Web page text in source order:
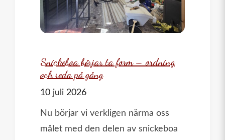
Snickeboa börjar ta form – ordning
och reda på gång
10 juli 2026
Nu börjar vi verkligen närma oss
målet med den delen av snickeboa